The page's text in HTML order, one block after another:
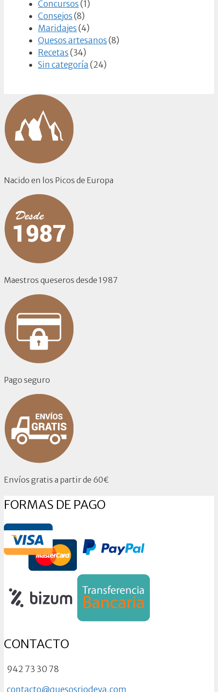
Concursos(1)
Consejos(8)
Maridajes(4)
Quesos artesanos(8)
Recetas(34)
Sin categoría(24)
Nacido en los Picos de Europa
Maestros queseros desde 1987
Pago seguro
Envíos gratis a partir de 60€
FORMAS DE PAGO
CONTACTO
942 73 30 78
contacto@quesosriodeva.com